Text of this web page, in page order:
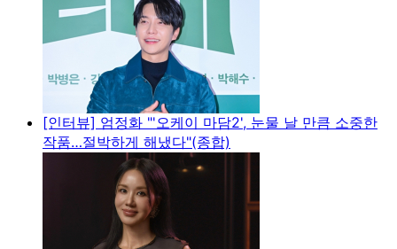
[인터뷰] 엄정화 "'오케이 마담2', 눈물 날 만큼 소중한
작품…절박하게 해냈다"(종합)